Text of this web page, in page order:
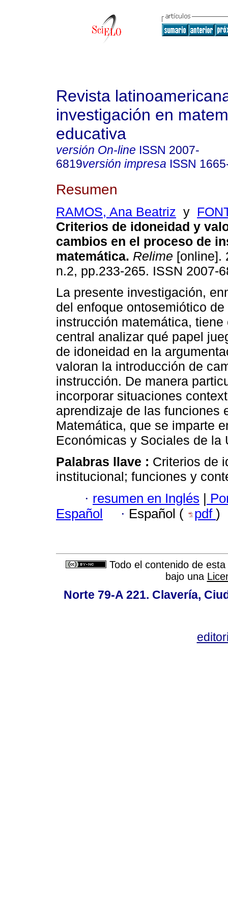
Revista
investigación en
educativa
versión On-line ISSN 2007-
6819versión impresa ISSN
Resumen
RAMOS, Ana Beatriz y
Criterios de idoneidad y
cambios en el proceso de
matemática. Relime [online].
n.2, pp.233-265. ISSN 2007-
La presente investigación,
del enfoque ontosemiótico
instrucción matemática,
central analizar qué papel
de idoneidad en la
valoran la introducción de
instrucción. De manera
incorporar situaciones
aprendizaje de las funciones
Matemática, que se imparte
Económicas y Sociales de la
Palabras llave : Criterios de
institucional; funciones y
· resumen en Inglés |
Español
· Español ( pdf )
Todo el contenido de
bajo una
Norte 79-A 221. Clavería,